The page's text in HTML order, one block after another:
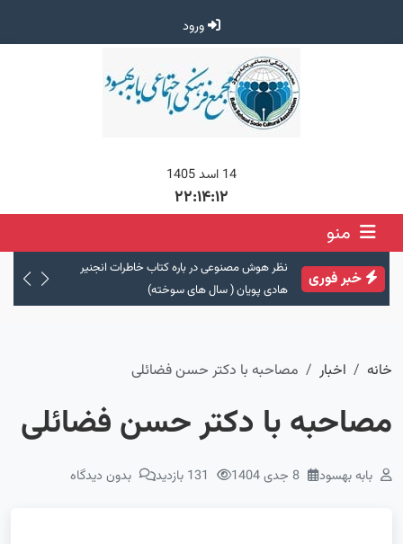
ورود
14 اسد 1405
۲۲:۱۴:۱۳
منو
خبر فوری
خاطرات انجنیر
ادامه نوشتار دکتر علی اکبر فیاض : ادامه
خانه اخبار مصاحبه با دکتر حسن فضائلی
مصاحبه با دکتر حسن فضائلی
بابه بهسود بدون دیدگاه